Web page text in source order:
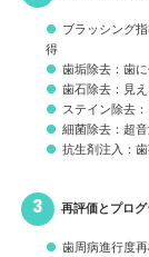
ブラッシング
得
歯垢除去：歯
歯石除去：見
ステイン除去
細菌除去：超
抗生剤注入：
再評価とプロ
歯周病進行度